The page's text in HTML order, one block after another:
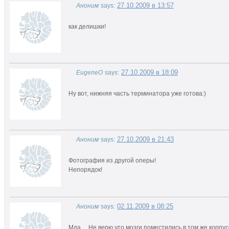
Аноним says: 27.10.2009 в 13:57
как делишки!
EugeneO says: 27.10.2009 в 18:09
Ну вот, нижняя часть терминатора уже готова:)
Аноним says: 27.10.2009 в 21:43
Фотография из другой оперы!
Непорядок!
Аноним says: 02.11.2009 в 08:25
Мда… Не верю что мозги поместились в том же